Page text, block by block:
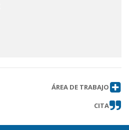
ÁREA DE TRABAJO
CITA